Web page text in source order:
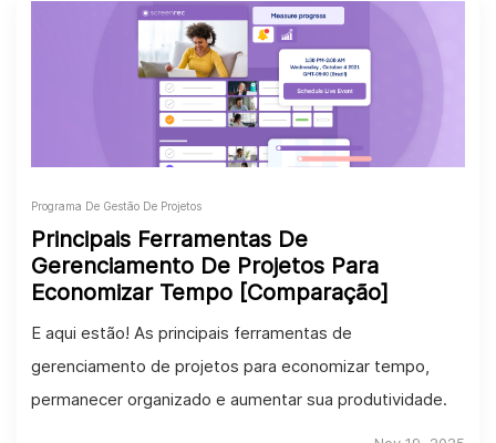
Programa De Gestão De Projetos
Principais Ferramentas De
Gerenciamento De Projetos Para
Economizar Tempo [Comparação]
E aqui estão! As principais ferramentas de
gerenciamento de projetos para economizar tempo,
permanecer organizado e aumentar sua produtividade.